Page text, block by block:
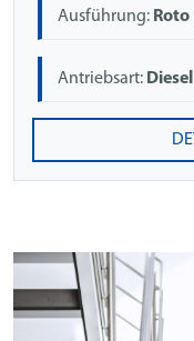
Ausführung: Roto
Antriebsart: Diesel